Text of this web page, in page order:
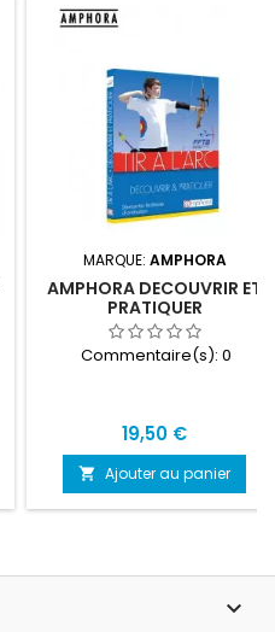
MARQUE: AMPHORA
AMPHORA DECOUVRIR ET
PRATIQUER
Commentaire(s): 0
Prix
19,50 €
 Ajouter au panier
